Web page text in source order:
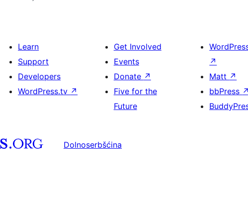
Learn
Support
Developers
WordPress.tv ↗
Get Involved
Events
Donate ↗
Five for the
Future
↗
Matt ↗
bbPress ↗
Dolnoserbšćina